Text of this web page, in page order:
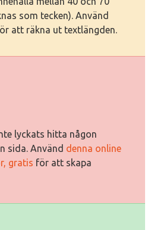
som tecken). Använd
att räkna ut textlängden.
lyckats hitta någon
sida. Använd denna online
gratis för att skapa